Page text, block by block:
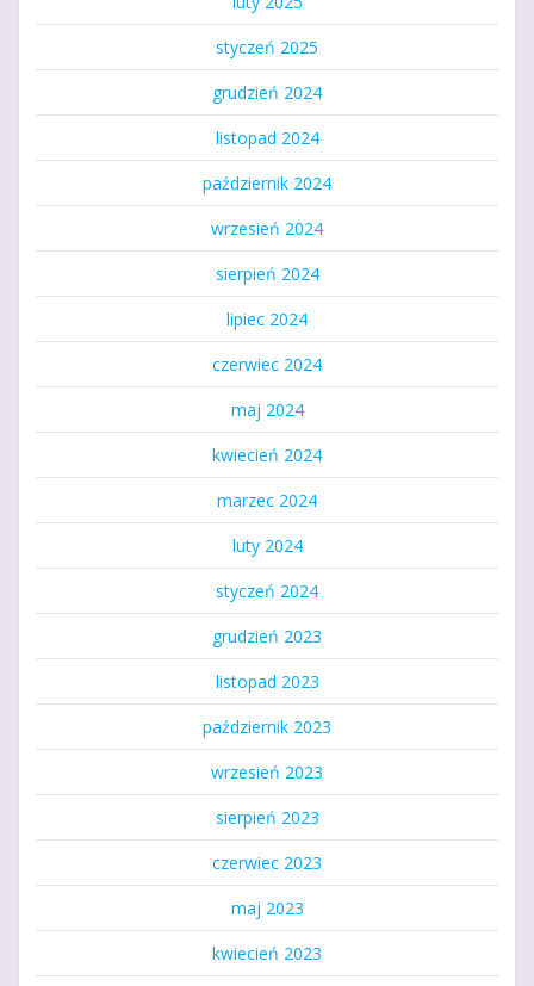
styczeń 2025
grudzień 2024
listopad 2024
październik 2024
wrzesień 2024
sierpień 2024
lipiec 2024
czerwiec 2024
maj 2024
kwiecień 2024
marzec 2024
luty 2024
styczeń 2024
grudzień 2023
listopad 2023
październik 2023
wrzesień 2023
sierpień 2023
czerwiec 2023
maj 2023
kwiecień 2023